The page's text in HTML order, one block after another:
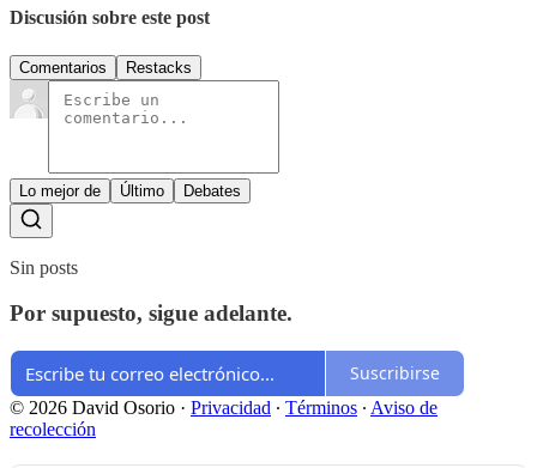
Discusión sobre este post
Comentarios Restacks
Lo mejor de Último Debates
Sin posts
Por supuesto, sigue adelante.
Suscribirse
© 2026 David Osorio · Privacidad ∙ Términos ∙ Aviso de
recolección